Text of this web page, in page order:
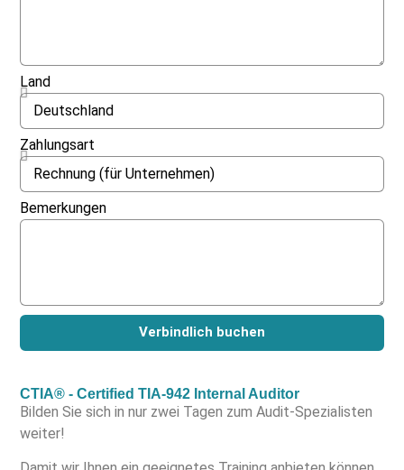
Land
Zahlungsart
Bemerkungen
Verbindlich buchen
CTIA® - Certified TIA-942 Internal Auditor
Bilden Sie sich in nur zwei Tagen zum Audit-Spezialisten
weiter!